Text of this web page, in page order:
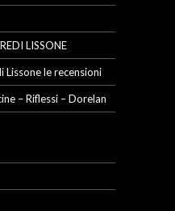
LISSONE
le recensioni
– Riflessi – Dorelan